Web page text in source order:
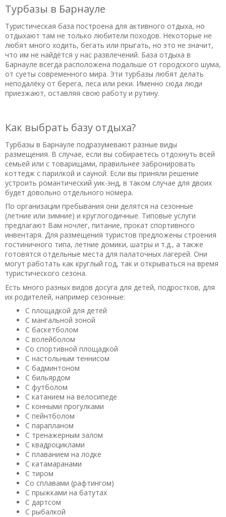
Турбазы в Барнауле
Туристическая база построена для активного отдыха, но
отдыхают там не только любители походов. Некоторые не
любят много ходить, бегать или прыгать, но это не значит,
что им не найдётся у нас развлечений. База отдыха в
Барнауле всегда расположена подальше от городского шума,
от суеты современного мира. Эти турбазы любят делать
неподалёку от берега, леса или реки. Именно сюда люди
приезжают, оставляя свою работу и рутину.
Как выбрать базу отдыха?
Турбазы в Барнауле подразумевают разные виды
размещения. В случае, если вы собираетесь отдохнуть всей
семьей или с товарищами, правильнее забронировать
коттедж с парилкой и сауной. Если вы приняли решение
устроить романтический уик-энд, в таком случае для двоих
будет довольно отдельного номера.
По организации пребывания они делятся на сезонные
(летние или зимние) и круглогодичные. Типовые услуги
предлагают Вам ночлег, питание, прокат спортивного
инвентаря. Для размещения туристов предложены строения
гостиничного типа, летние домики, шатры и т.д., а также
готовятся отдельные места для палаточных лагерей. Они
могут работать как круглый год, так и открываться на время
туристического сезона.
Есть много разных видов досуга для детей, подростков, для
их родителей, например сезонные:
С площадкой для детей
С мангальной зоной
С баскетболом
С волейболом
Со спортивной площадкой
С настольным теннисом
С бадминтоном
С бильярдом
С футболом
С катанием на велосипеде
С конными прогулками
С пейнтболом
С парапланом
С тренажерным залом
С квадроциклами
С плаванием на лодке
С катамаранами
С тиром
Со сплавами (рафтингом)
С прыжками на батутах
С дартсом
С рыбалкой